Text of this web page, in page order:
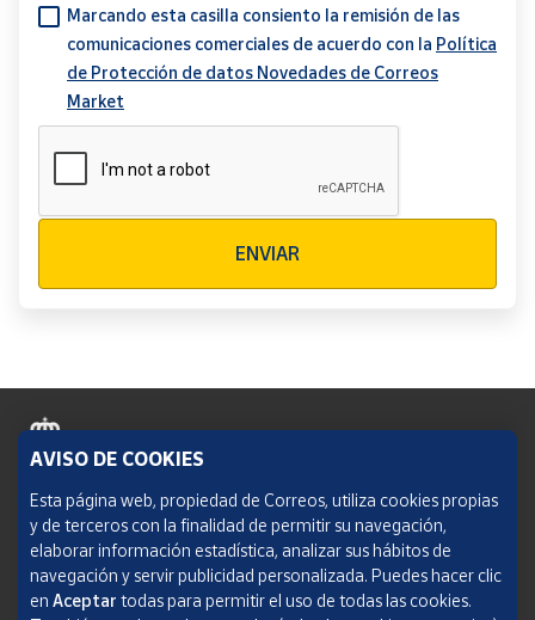
Marcando esta casilla consiento la remisión de las
comunicaciones comerciales de acuerdo con la Política
de Protección de datos Novedades de Correos
Market
ENVIAR
Política de cookies
Aviso legal
Condiciones del servicio
AVISO DE COOKIES
Esta página web, propiedad de Correos, utiliza cookies propias
y de terceros con la finalidad de permitir su navegación,
elaborar información estadística, analizar sus hábitos de
navegación y servir publicidad personalizada. Puedes hacer clic
en Aceptar todas para permitir el uso de todas las cookies.